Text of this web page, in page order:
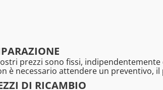
prezzi sono fissi,
è necessario attendere un preventivo,
DI RICAMBIO